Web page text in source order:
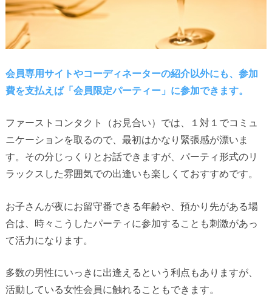
会員専用サイトやコーディネーターの紹介以外にも、参加
費を支払えば「会員限定パーティー」に参加できます。
ファーストコンタクト（お見合い）では、１対１でコミュ
ニケーションを取るので、最初はかなり緊張感が漂いま
す。その分じっくりとお話できますが、パーティ形式のリ
ラックスした雰囲気での出逢いも楽しくておすすめです。
お子さんが夜にお留守番できる年齢や、預かり先がある場
合は、時々こうしたパーティに参加することも刺激があっ
て活力になります。
多数の男性にいっきに出逢えるという利点もありますが、
活動している女性会員に触れることもできます。